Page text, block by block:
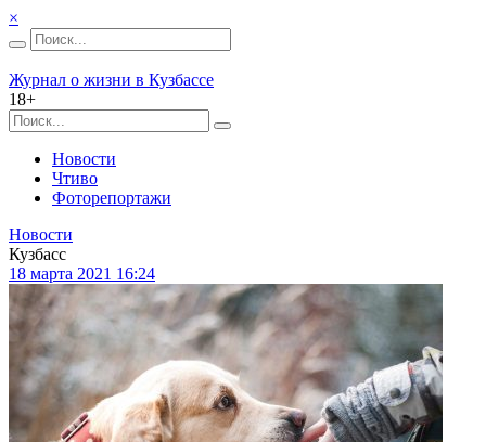
×
Журнал о жизни в Кузбассе
18+
Новости
Чтиво
Фоторепортажи
Новости
Кузбасс
18 марта 2021 16:24